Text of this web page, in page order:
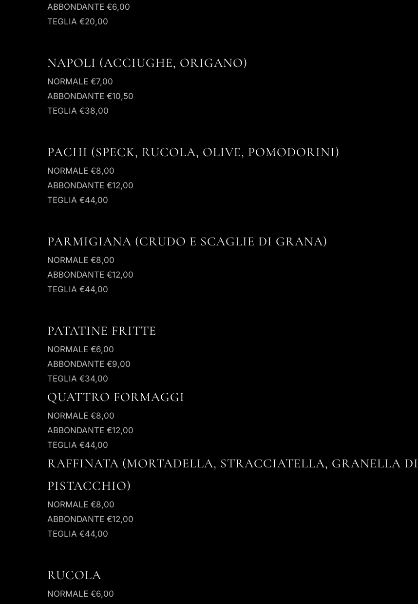
ABBONDANTE €6,00
TEGLIA €20,00
NAPOLI (ACCIUGHE, ORIGANO)
NORMALE €7,00
ABBONDANTE €10,50
TEGLIA €38,00
PACHI (SPECK, RUCOLA, OLIVE, POMODORINI)
NORMALE €8,00
ABBONDANTE €12,00
TEGLIA €44,00
PARMIGIANA (CRUDO E SCAGLIE DI GRANA)
NORMALE €8,00
ABBONDANTE €12,00
TEGLIA €44,00
PATATINE FRITTE
NORMALE €6,00
ABBONDANTE €9,00
TEGLIA €34,00
QUATTRO FORMAGGI
NORMALE €8,00
ABBONDANTE €12,00
TEGLIA €44,00
RAFFINATA (MORTADELLA, STRACCIATELLA, GRANELLA DI
PISTACCHIO)
NORMALE €8,00
ABBONDANTE €12,00
TEGLIA €44,00
RUCOLA
NORMALE €6,00